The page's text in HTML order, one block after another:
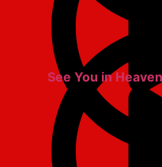
See You in